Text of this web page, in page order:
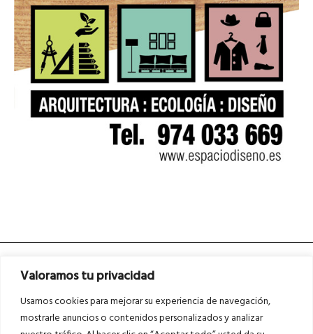
Valoramos tu privacidad
Usamos cookies para mejorar su experiencia de navegación,
mostrarle anuncios o contenidos personalizados y analizar